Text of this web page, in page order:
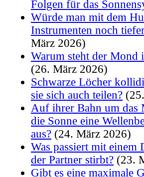
Folgen für das
Würde man mit dem
Instrumenten noch
März 2026)
Warum steht der Mond
(26. März 2026)
Schwarze Löcher
sie sich auch teilen?
Auf ihrer Bahn um das
die Sonne eine
aus? (24. März 2026)
Was passiert mit einem
der Partner stirbt? (23.
Gibt es eine maximale